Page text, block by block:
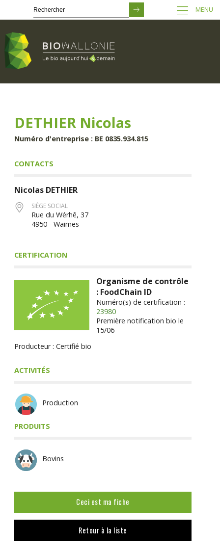
principal
MENU
DETHIER Nicolas
Numéro d'entreprise : BE 0835.934.815
CONTACTS
Nicolas DETHIER
SIÈGE SOCIAL
Rue du Wérhê, 37
4950 - Waimes
CERTIFICATION
Organisme de contrôle
: FoodChain ID
Numéro(s) de certification :
23980
Première notification bio le
15/06
Producteur : Certifié bio
ACTIVITÉS
Production
PRODUITS
Bovins
Ceci est ma fiche
Retour à la liste